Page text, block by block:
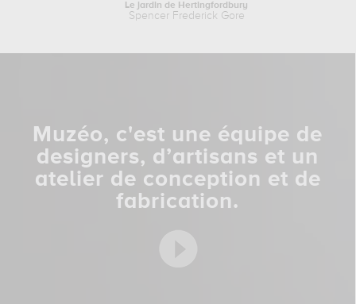
Le jardin de Hertingfordbury
Spencer Frederick Gore
Muzéo, c'est une équipe de
designers, d’artisans et un
atelier de conception et de
fabrication.